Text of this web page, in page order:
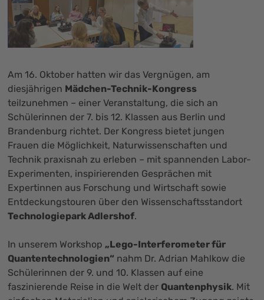
Am 16. Oktober hatten wir das Vergnügen, am
diesjährigen Mädchen-Technik-Kongress
teilzunehmen – einer Veranstaltung, die sich an
Schülerinnen der 7. bis 12. Klassen aus Berlin und
Brandenburg richtet. Der Kongress bietet jungen
Frauen die Möglichkeit, Naturwissenschaften und
Technik praxisnah zu erleben – mit spannenden Labor-
Experimenten, inspirierenden Gesprächen mit
Expertinnen aus Forschung und Wirtschaft sowie
Entdeckungstouren über den Wissenschaftsstandort
Technologiepark Adlershof.
In unserem Workshop „Lego-Interferometer für
Quantentechnologien“ nahm Dr. Adrian Mahlkow die
Schülerinnen der 9. und 10. Klassen auf eine
faszinierende Reise in die Welt der Quantenphysik. Mit